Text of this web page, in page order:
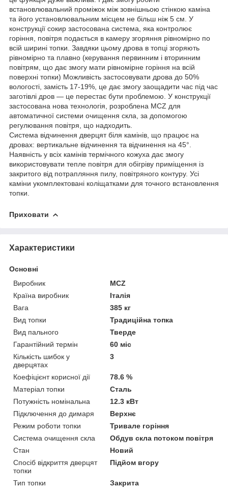
встановлювальний проміжок між зовнішньою стінкою каміна
та його установлювальним місцем не більш ніж 5 см. У
конструкції сокир застосована система, яка контролює
горіння, повітря подається в камеру згоряння рівномірно по
всій ширині топки. Завдяки цьому дрова в топці згоряють
рівномірно та плавно (керування первинним і вторинним
повітрям, що дає змогу мати рівномірне горіння на всій
поверхні топки) Можливість застосовувати дрова до 50%
вологості, замість 17-19%, це дає змогу заощадити час під час
заготівлі дров — це перестає бути проблемою. У конструкції
застосована нова технологія, розроблена MCZ для
автоматичної системи очищення скла, за допомогою
регулювання повітря, що надходить.
Система відчинення дверцят біля камінів, що працює на
дровах: вертикальне відчинення та відчинення на 45°.
Наявність у всіх камінів термічного кожуха дає змогу
використовувати тепле повітря для обігріву приміщення із
закритого від потрапляння пилу, повітряного контуру. Усі
каміни укомплектовані коліщатками для точного встановлення
топки.
Приховати
Характеристики
Основні
Виробник
MCZ
Країна виробник
Італія
Вага
385 кг
Вид топки
Традиційна топка
Вид пального
Тверде
Гарантійний термін
60 міс
Кількість шибок у
дверцятах
3
Коефіцієнт корисної дії
78.6 %
Матеріал топки
Сталь
Потужність номінальна
12.3 кВт
Підключення до димаря
Верхнє
Режим роботи топки
Тривале горіння
Система очищення скла
Обдув скла потоком повітря
Стан
Новий
Спосіб відкриття дверцят
топки
Підйом вгору
Тип топки
Закрита